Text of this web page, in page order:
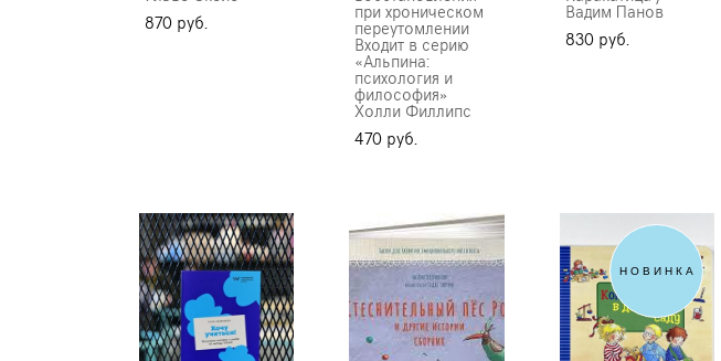
870 pуб.
при хроническом
переутомлении
Входит в серию
«Альпина:
психология и
философия»
Холли Филлипс
470 pуб.
Вадим Панов
830 pуб.
НОВИНКА